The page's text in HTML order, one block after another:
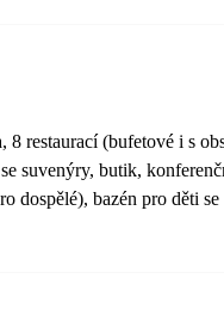
8 restaurací (bufetové i s
suvenýry, butik,
dospělé), bazén pro děti